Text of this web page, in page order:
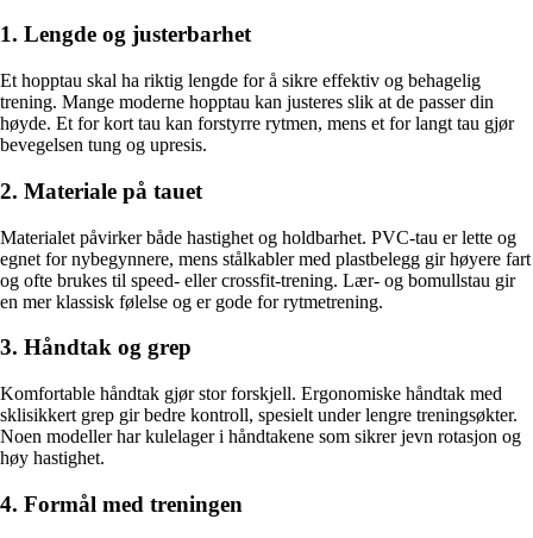
1. Lengde og justerbarhet
Et hopptau skal ha riktig lengde for å sikre effektiv og behagelig
trening. Mange moderne hopptau kan justeres slik at de passer din
høyde. Et for kort tau kan forstyrre rytmen, mens et for langt tau gjør
bevegelsen tung og upresis.
2. Materiale på tauet
Materialet påvirker både hastighet og holdbarhet. PVC-tau er lette og
egnet for nybegynnere, mens stålkabler med plastbelegg gir høyere fart
og ofte brukes til speed- eller crossfit-trening. Lær- og bomullstau gir
en mer klassisk følelse og er gode for rytmetrening.
3. Håndtak og grep
Komfortable håndtak gjør stor forskjell. Ergonomiske håndtak med
sklisikkert grep gir bedre kontroll, spesielt under lengre treningsøkter.
Noen modeller har kulelager i håndtakene som sikrer jevn rotasjon og
høy hastighet.
4. Formål med treningen